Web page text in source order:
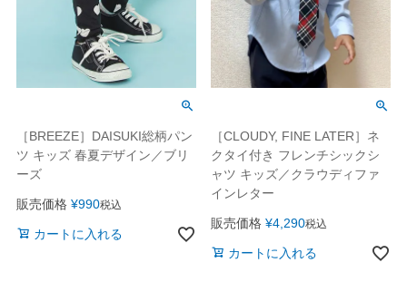
［BREEZE］DAISUKI総柄パン
ツ キッズ 春夏デザイン／ブリ
ーズ
販売価格 ¥990税込
カートに入れる
［CLOUDY, FINE LATER］ネ
クタイ付き フレンチシックシ
ャツ キッズ／クラウディファ
インレター
販売価格 ¥4,290税込
カートに入れる